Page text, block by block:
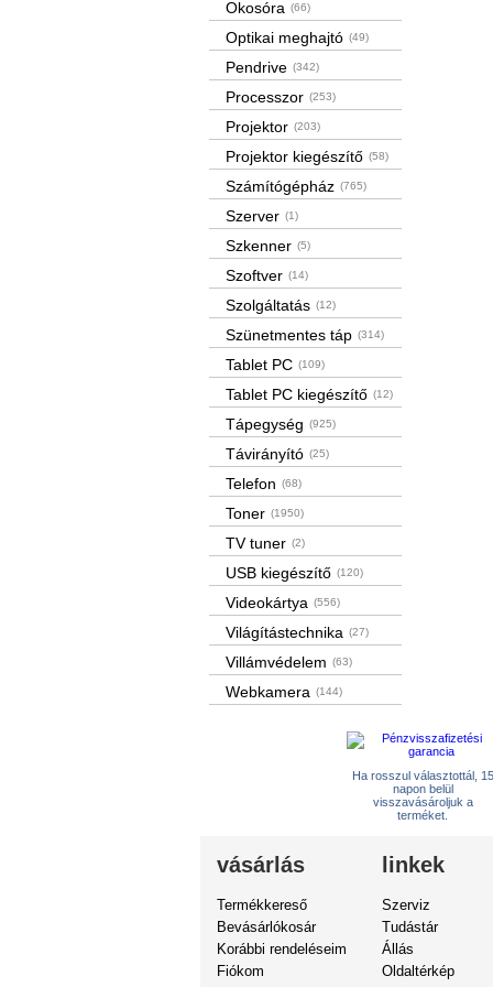
Okosóra (66)
Optikai meghajtó (49)
Pendrive (342)
Processzor (253)
Projektor (203)
Projektor kiegészítő (58)
Számítógépház (765)
Szerver (1)
Szkenner (5)
Szoftver (14)
Szolgáltatás (12)
Szünetmentes táp (314)
Tablet PC (109)
Tablet PC kiegészítő (12)
Tápegység (925)
Távirányító (25)
Telefon (68)
Toner (1950)
TV tuner (2)
USB kiegészítő (120)
Videokártya (556)
Világítástechnika (27)
Villámvédelem (63)
Webkamera (144)
Ha rosszul választottál, 15
napon belül
visszavásároljuk a
terméket.
vásárlás
Termékkereső
Bevásárlókosár
Korábbi rendeléseim
Fiókom
linkek
Szerviz
Tudástár
Állás
Oldaltérkép